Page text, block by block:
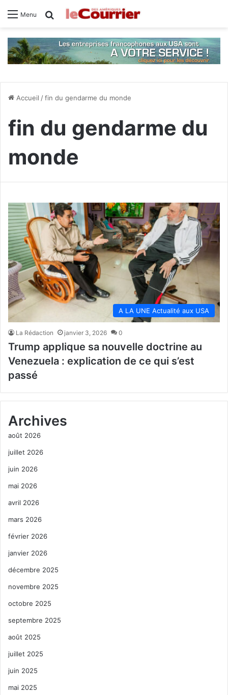
Menu Rechercher
Accueil /fin du gendarme du monde
fin du gendarme du
monde
A LA UNE Actualité aux USA
La Rédaction janvier 3, 2026 0
Trump applique sa nouvelle doctrine au
Venezuela : explication de ce qui s’est
passé
Archives
août 2026
juillet 2026
juin 2026
mai 2026
avril 2026
mars 2026
février 2026
janvier 2026
décembre 2025
novembre 2025
octobre 2025
septembre 2025
août 2025
juillet 2025
juin 2025
mai 2025